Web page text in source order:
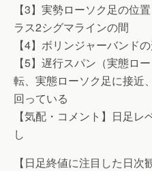
【3】実勢ローソク足の位
ラス2シグマラインの間
【4】ボリンジャーバンド
【5】遅行スパン（実態ロ
転、実態ローソク足に接近
回っている
【気配・コメント】日足
し
【日足終値に注目した日次